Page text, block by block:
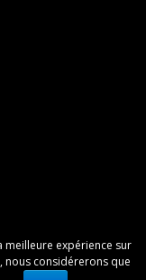
meilleure expérience sur
nous considérerons que